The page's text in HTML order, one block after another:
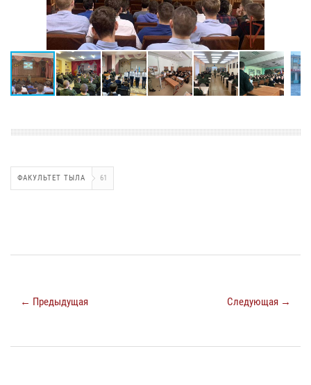
ФАКУЛЬТЕТ ТЫЛА 61
← Предыдущая Следующая →